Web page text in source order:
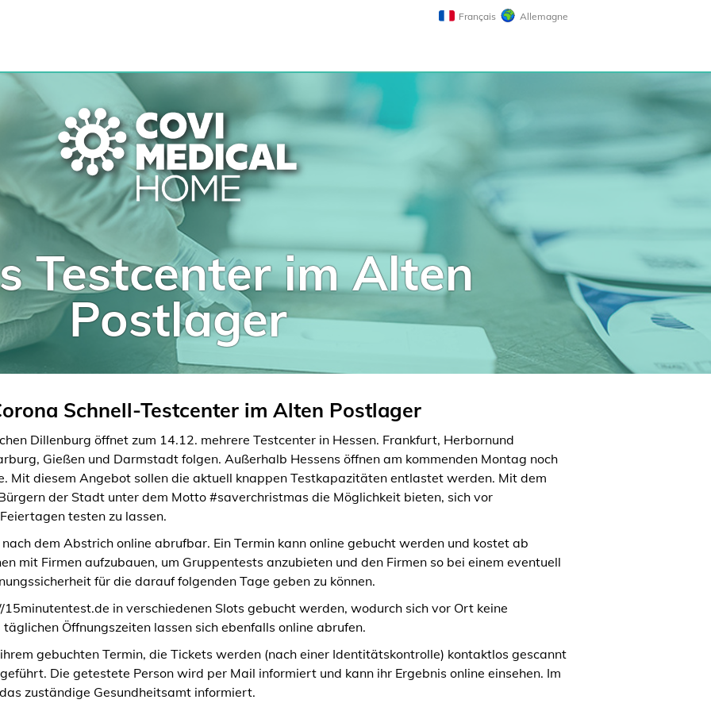
Français Allemagne
Testcenter im Alten
Postlager
Schnell-Testcenter im Alten Postlager
Dillenburg öffnet zum 14.12. mehrere Testcenter in Hessen. Frankfurt, Herbornund
Gießen und Darmstadt folgen. Außerhalb Hessens öffnen am kommenden Montag noch
Mit diesem Angebot sollen die aktuell knappen Testkapazitäten entlastet werden. Mit dem
der Stadt unter dem Motto #saverchristmas die Möglichkeit bieten, sich vor
testen zu lassen.
dem Abstrich online abrufbar. Ein Termin kann online gebucht werden und kostet ab
mit Firmen aufzubauen, um Gruppentests anzubieten und den Firmen so bei einem eventuell
für die darauf folgenden Tage geben zu können.
in verschiedenen Slots gebucht werden, wodurch sich vor Ort keine
Öffnungszeiten lassen sich ebenfalls online abrufen.
gebuchten Termin, die Tickets werden (nach einer Identitätskontrolle) kontaktlos gescannt
Die getestete Person wird per Mail informiert und kann ihr Ergebnis online einsehen. Im
zuständige Gesundheitsamt informiert.